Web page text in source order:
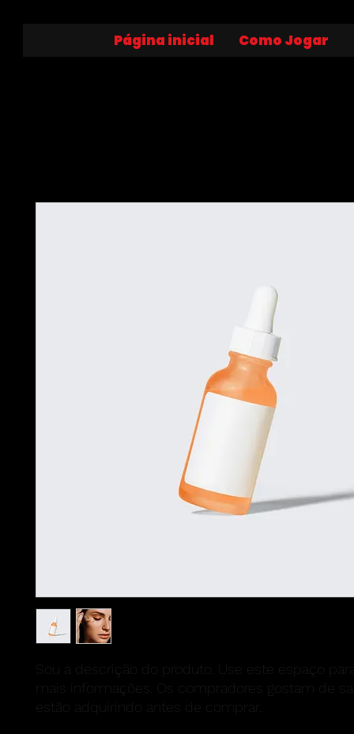
Página inicial Como Jogar
Sou a descrição do produto. Use este espaço
mais informações. Os compradores gostam de
estão adquirindo antes de comprar.